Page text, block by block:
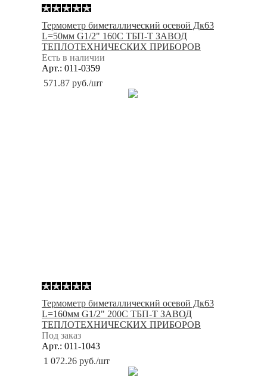
Термометр биметаллический осевой Дк63
L=50мм G1/2" 160С ТБП-Т ЗАВОД
ТЕПЛОТЕХНИЧЕСКИХ ПРИБОРОВ
Есть в наличии
Арт.: 011-0359
571.87 руб./шт
Термометр биметаллический осевой Дк63
L=160мм G1/2" 200С ТБП-Т ЗАВОД
ТЕПЛОТЕХНИЧЕСКИХ ПРИБОРОВ
Под заказ
Арт.: 011-1043
1 072.26 руб./шт